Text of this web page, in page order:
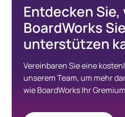
Entdecken Sie,
BoardWorks Sie
unterstützen
Vereinbaren Sie eine
unserem Team, um mehr
wie BoardWorks Ihr